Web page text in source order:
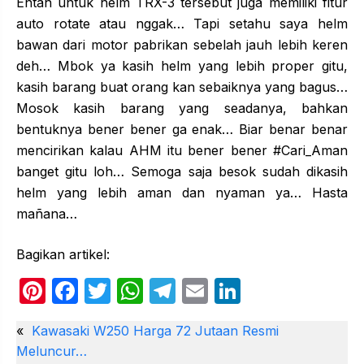
auto rotate atau nggak… Tapi setahu saya helm
bawan dari motor pabrikan sebelah jauh lebih keren
deh… Mbok ya kasih helm yang lebih proper gitu,
kasih barang buat orang kan sebaiknya yang bagus…
Mosok kasih barang yang seadanya, bahkan
bentuknya bener bener ga enak… Biar benar benar
mencirikan kalau AHM itu bener bener #Cari_Aman
banget gitu loh… Semoga saja besok sudah dikasih
helm yang lebih aman dan nyaman ya… Hasta
mañana…
Bagikan artikel:
Pi
er
F
c
T
itt
W
at
T
e
E
ail k
« Kawasaki W250 Harga 72 Jutaan Resmi
Meluncur…